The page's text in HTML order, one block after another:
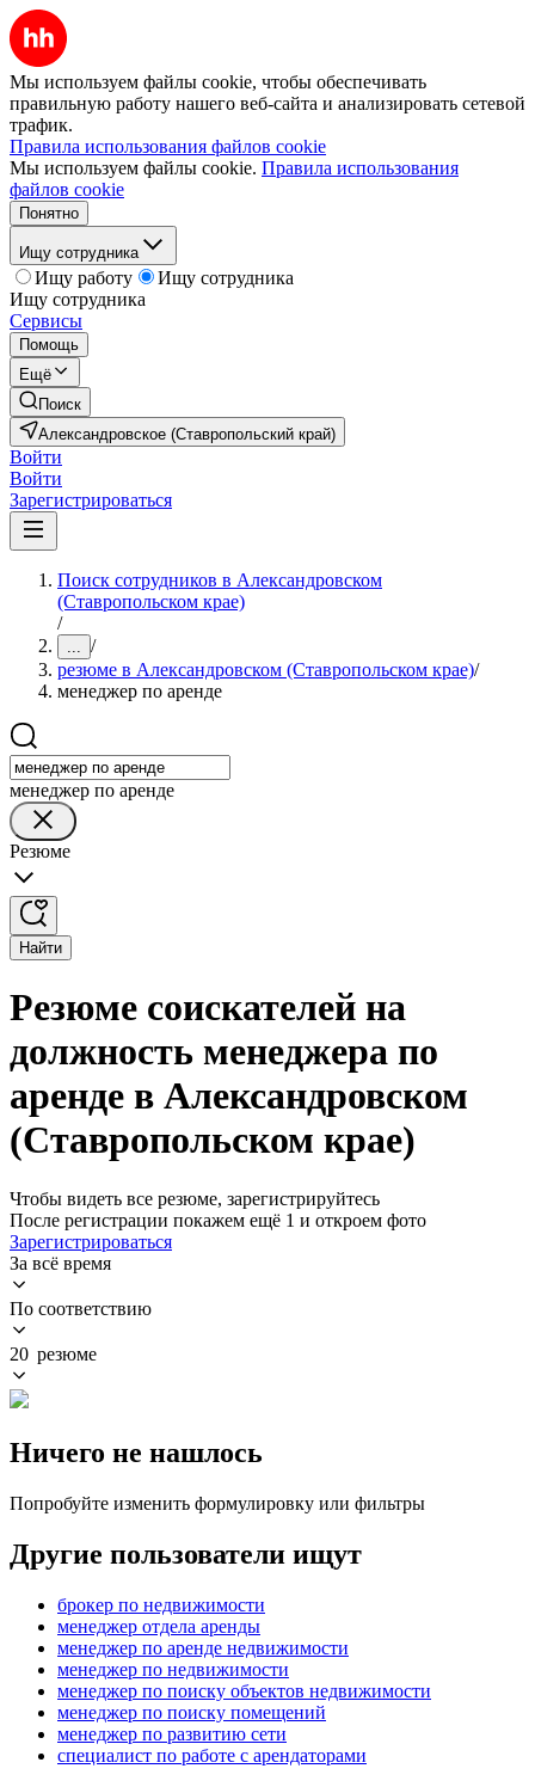
Мы используем файлы cookie, чтобы обеспечивать
правильную работу нашего веб-сайта и анализировать сетевой
трафик.
Правила использования файлов cookie
Мы используем файлы cookie. Правила использования
файлов cookie
Понятно
Ищу сотрудника
Ищу работу
Ищу сотрудника
Ищу сотрудника
Сервисы
Помощь
Ещё
Поиск
Александровское (Ставропольский край)
Войти
Войти
Зарегистрироваться
Поиск сотрудников в Александровском
(Ставропольском крае)
/
... /
резюме в Александровском (Ставропольском крае)/
менеджер по аренде
менеджер по аренде
Резюме
Найти
Резюме соискателей на
должность менеджера по
аренде в Александровском
(Ставропольском крае)
Чтобы видеть все резюме, зарегистрируйтесь
После регистрации покажем ещё 1 и откроем фото
Зарегистрироваться
За всё время
По соответствию
20 резюме
Ничего не нашлось
Попробуйте изменить формулировку или фильтры
Другие пользователи ищут
брокер по недвижимости
менеджер отдела аренды
менеджер по аренде недвижимости
менеджер по недвижимости
менеджер по поиску объектов недвижимости
менеджер по поиску помещений
менеджер по развитию сети
специалист по работе с арендаторами